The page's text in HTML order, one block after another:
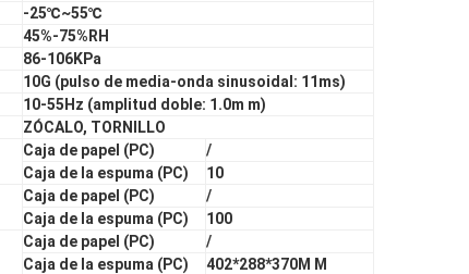
-25℃~55℃
45%-75%RH
86-106KPa
10G (pulso de media-onda sinusoidal: 11ms)
10-55Hz (amplitud doble: 1.0m m)
ZÓCALO, TORNILLO
Caja de papel (PC)
/
Caja de la espuma (PC)
10
Caja de papel (PC)
/
Caja de la espuma (PC)
100
Caja de papel (PC)
/
Caja de la espuma (PC)
402*288*370M M